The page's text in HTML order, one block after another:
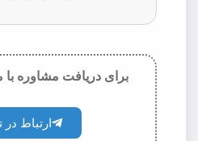
برای دریافت مشاوره با
ارتباط در